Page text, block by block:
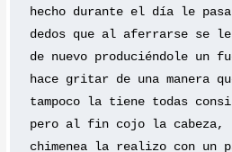
hecho durante el día le
dedos que al aferrarse se
de nuevo produciéndole un
hace gritar de una manera
tampoco la tiene todas
pero al fin cojo la cabeza,
chimenea la realizo con un